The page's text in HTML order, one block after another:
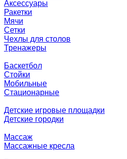
Аксессуары
Ракетки
Мячи
Сетки
Чехлы для столов
Тренажеры
Баскетбол
Стойки
Мобильные
Стационарные
Детские игровые площадки
Детские городки
Массаж
Массажные кресла